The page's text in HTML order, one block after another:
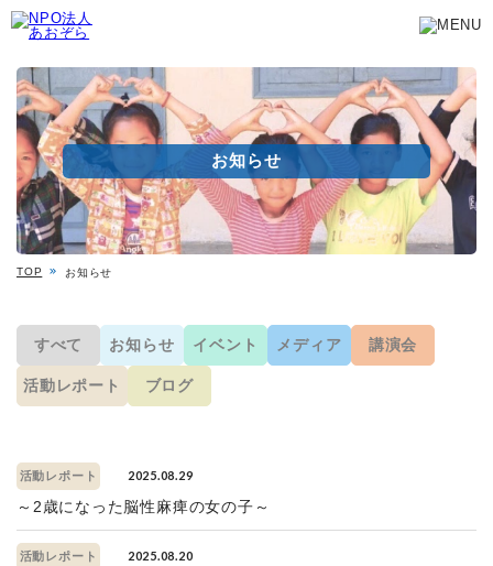
お知らせ
TOP お知らせ
すべて お知らせ イベント メディア 講演会
活動レポート ブログ
活動レポート 2025.08.29
～2歳になった脳性麻痺の女の子～
活動レポート 2025.08.20